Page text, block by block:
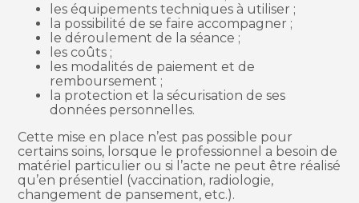
les équipements techniques à utiliser ;
la possibilité de se faire accompagner ;
le déroulement de la séance ;
les coûts ;
les modalités de paiement et de
remboursement ;
la protection et la sécurisation de ses
données personnelles.
Cette mise en place n’est pas possible pour
certains soins, lorsque le professionnel a besoin de
matériel particulier ou si l’acte ne peut être réalisé
qu’en présentiel (vaccination, radiologie,
changement de pansement, etc.).